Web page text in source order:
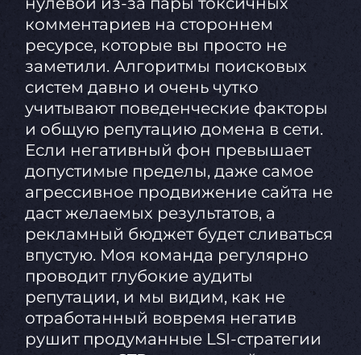
комментариев на стороннем
ресурсе, которые вы просто не
заметили. Алгоритмы поисковых
систем давно и очень чутко
учитывают поведенческие факторы
и общую репутацию домена в сети.
Если негативный фон превышает
допустимые пределы, даже самое
агрессивное продвижение сайта не
даст желаемых результатов, а
рекламный бюджет будет сливаться
впустую. Моя команда регулярно
проводит глубокие аудиты
репутации, и мы видим, как не
отработанный вовремя негатив
рушит продуманные LSI-стратегии